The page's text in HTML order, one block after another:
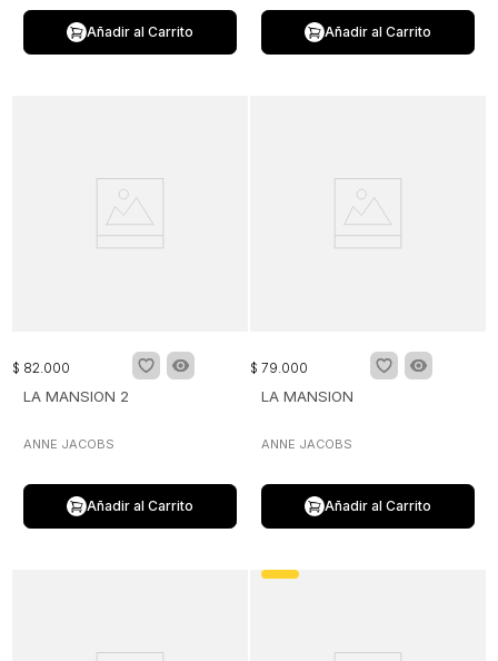
Añadir al Carrito Añadir al Carrito
$ 82.000
LA MANSION 2
ANNE JACOBS
Añadir al Carrito
$ 79.000
LA MANSION
ANNE JACOBS
Añadir al Carrito